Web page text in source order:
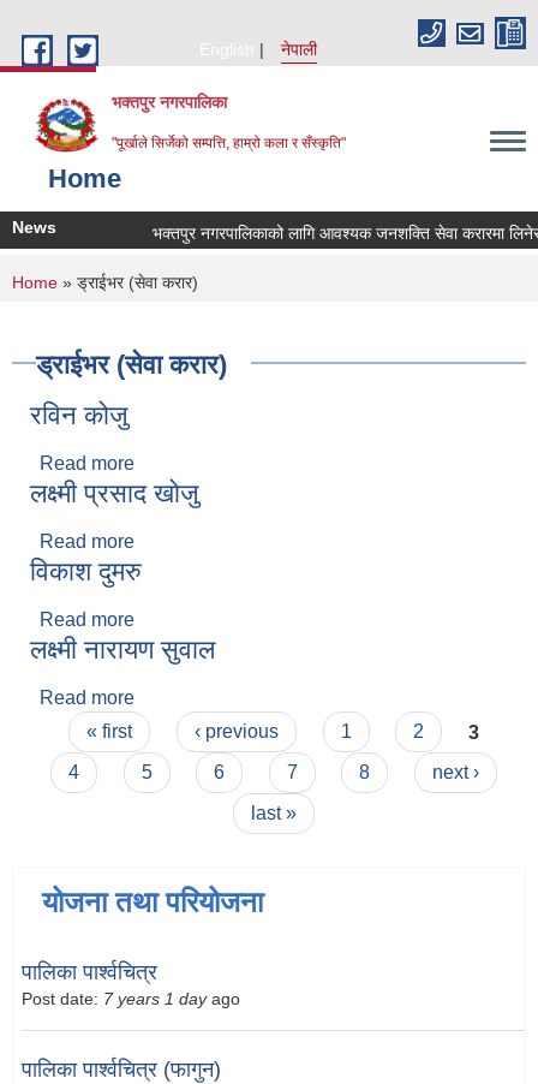
English
नेपाली
भक्तपुर नगरपालिका
"पूर्खाले सिर्जेको सम्पत्ति, हाम्रो कला र सँस्कृति"
Home
News भक्तपुर नगरपालिकाको लागि आवश्यक जनशक्ति सेवा करारमा
You are here
Home » ड्राईभर (सेवा करार)
ड्राईभर (सेवा करार)
रविन कोजु
Read more
लक्ष्मी प्रसाद खोजु
Read more
विकाश दुमरु
Read more
लक्ष्मी नारायण सुवाल
Read more
Pages
« first ‹ previous 1 2
3
4
5 6 7 8
next ›
last »
योजना तथा परियोजना
पालिका पार्श्वचित्र
Post date: 7 years 1 dayago
पालिका पार्श्वचित्र (फागुन)